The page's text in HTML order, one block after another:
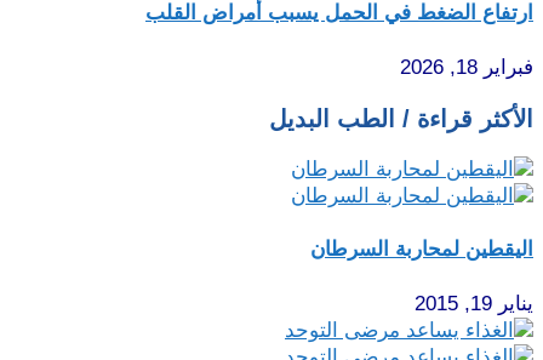
ارتفاع الضغط في الحمل يسبب أمراض القلب
فبراير 18, 2026
الأكثر قراءة / الطب البديل
اليقطين لمحاربة السرطان
يناير 19, 2015